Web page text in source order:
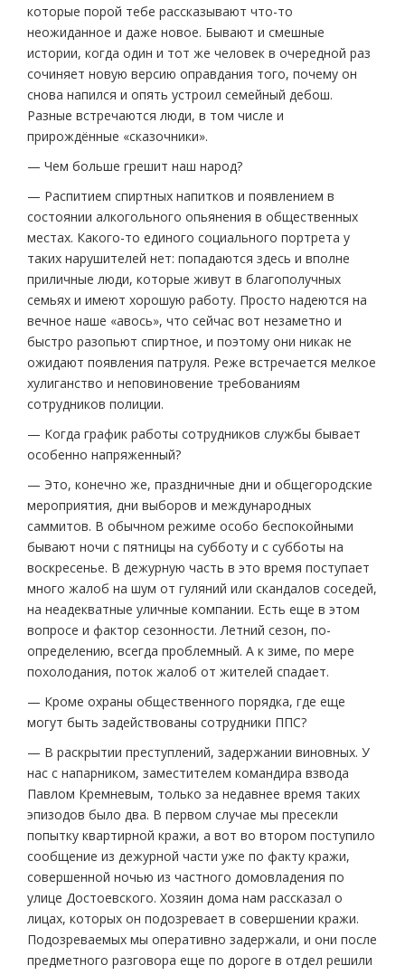
которые порой тебе рассказывают что-то
неожиданное и даже новое. Бывают и смешные
истории, когда один и тот же человек в очередной раз
сочиняет новую версию оправдания того, почему он
снова напился и опять устроил семейный дебош.
Разные встречаются люди, в том числе и
прирождённые «сказочники».
— Чем больше грешит наш народ?
— Распитием спиртных напитков и появлением в
состоянии алкогольного опьянения в общественных
местах. Какого-то единого социального портрета у
таких нарушителей нет: попадаются здесь и вполне
приличные люди, которые живут в благополучных
семьях и имеют хорошую работу. Просто надеются на
вечное наше «авось», что сейчас вот незаметно и
быстро разопьют спиртное, и поэтому они никак не
ожидают появления патруля. Реже встречается мелкое
хулиганство и неповиновение требованиям
сотрудников полиции.
— Когда график работы сотрудников службы бывает
особенно напряженный?
— Это, конечно же, праздничные дни и общегородские
мероприятия, дни выборов и международных
саммитов. В обычном режиме особо беспокойными
бывают ночи с пятницы на субботу и с субботы на
воскресенье. В дежурную часть в это время поступает
много жалоб на шум от гуляний или скандалов соседей,
на неадекватные уличные компании. Есть еще в этом
вопросе и фактор сезонности. Летний сезон, по-
определению, всегда проблемный. А к зиме, по мере
похолодания, поток жалоб от жителей спадает.
— Кроме охраны общественного порядка, где еще
могут быть задействованы сотрудники ППС?
— В раскрытии преступлений, задержании виновных. У
нас с напарником, заместителем командира взвода
Павлом Кремневым, только за недавнее время таких
эпизодов было два. В первом случае мы пресекли
попытку квартирной кражи, а вот во втором поступило
сообщение из дежурной части уже по факту кражи,
совершенной ночью из частного домовладения по
улице Достоевского. Хозяин дома нам рассказал о
лицах, которых он подозревает в совершении кражи.
Подозреваемых мы оперативно задержали, и они после
предметного разговора еще по дороге в отдел решили